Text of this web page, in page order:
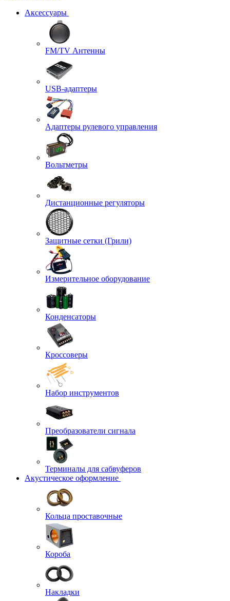
Аксессуары
FM/TV Антенны
USB-адаптеры
Адаптеры рулевого управления
Вольтметры
Дистанционные регуляторы
Защитные сетки (Грили)
Измерительное оборудование
Конденсаторы
Кроссоверы
Набор инструментов
Преобразователи сигнала
Терминалы для сабвуферов
Акустическое оформление
Кольца проставочные
Короба
Накладки